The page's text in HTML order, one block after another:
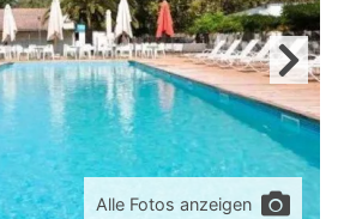
Alle Fotos anzeigen